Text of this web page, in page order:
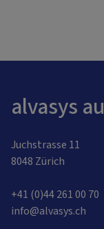
alvasys
Juchstrasse 11
8048 Zürich
+41 (0)44 261 00 70
info@alvasys.ch